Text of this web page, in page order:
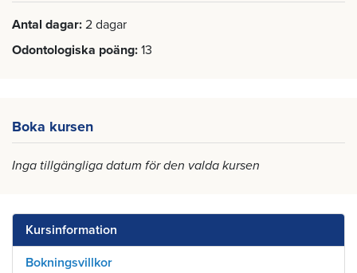
Antal dagar 2 dagar
Odontologiska poäng 13
Boka kursen
Inga tillgängliga datum för den valda kursen
Kursinformation
Bokningsvillkor